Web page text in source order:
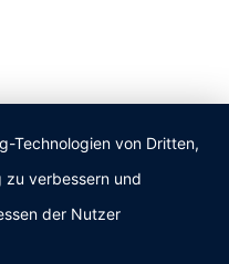
Technologien von Dritten,
zu verbessern und
der Nutzer